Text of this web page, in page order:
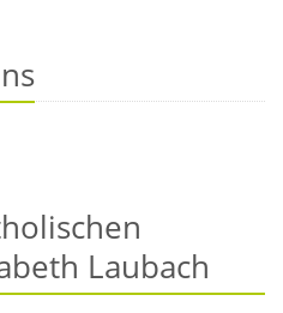
Laubach